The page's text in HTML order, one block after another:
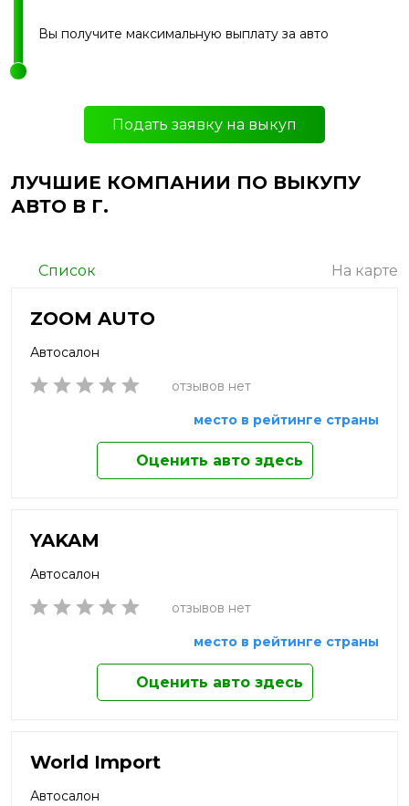
Вы получите максимальную выплату за авто
Подать заявку на выкуп
ЛУЧШИЕ КОМПАНИИ ПО ВЫКУПУ
АВТО В Г.
Список На карте
ZOOM AUTO
Автосалон
отзывов нет
место в рейтинге страны
Оценить авто здесь
YAKAM
Автосалон
отзывов нет
место в рейтинге страны
Оценить авто здесь
World Import
Автосалон